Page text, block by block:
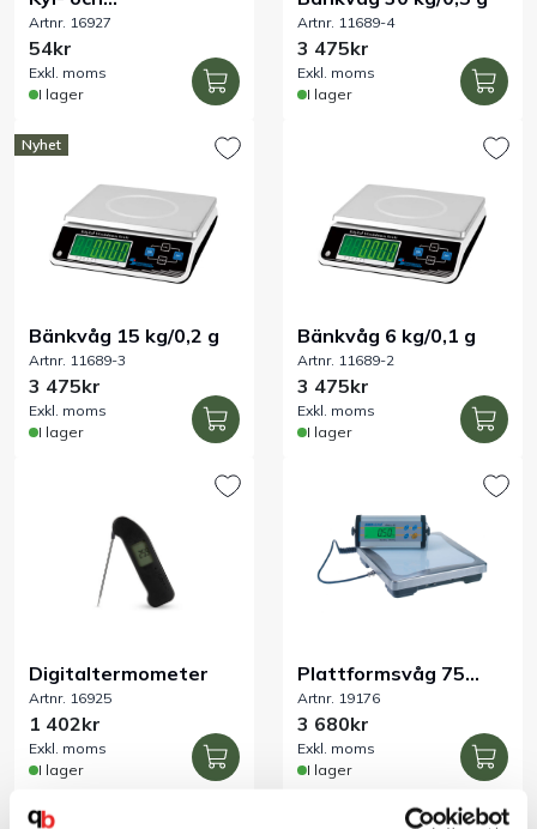
frystermometer
Artnr. 16927
54kr
Exkl. moms
I lager
Artnr. 11689-4
3 475kr
Exkl. moms
I lager
Nyhet
Bänkvåg 15 kg/0,2 g
Artnr. 11689-3
3 475kr
Exkl. moms
I lager
Bänkvåg 6 kg/0,1 g
Artnr. 11689-2
3 475kr
Exkl. moms
I lager
Digitaltermometer
Artnr. 16925
1 402kr
Exkl. moms
I lager
Plattformsvåg 75
kg/20 g
Artnr. 19176
3 680kr
Exkl. moms
I lager